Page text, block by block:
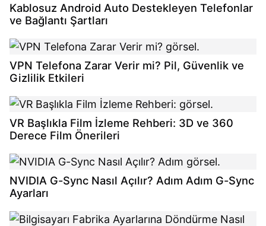
Kablosuz Android Auto Destekleyen Telefonlar
ve Bağlantı Şartları
VPN Telefona Zarar Verir mi? Pil, Güvenlik ve
Gizlilik Etkileri
VR Başlıkla Film İzleme Rehberi: 3D ve 360
Derece Film Önerileri
NVIDIA G-Sync Nasıl Açılır? Adım Adım G-Sync
Ayarları